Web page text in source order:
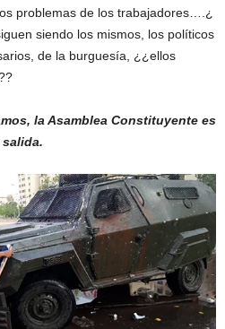
problemas de los trabajadores….¿
siendo los mismos, los políticos
de la burguesía, ¿¿ellos
la Asamblea Constituyente es